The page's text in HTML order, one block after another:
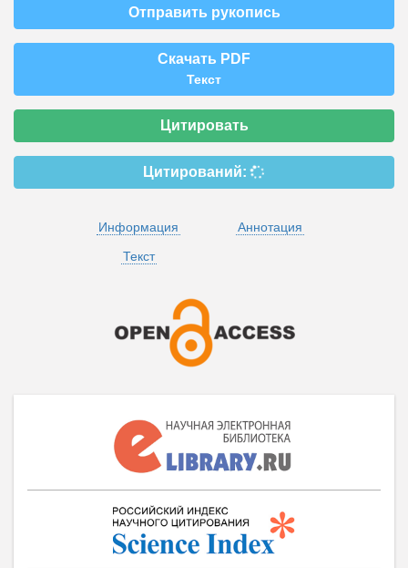
Отправить рукопись
Скачать PDF
Текст
Цитировать
Цитирований:
Информация
Аннотация
Текст